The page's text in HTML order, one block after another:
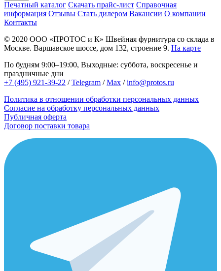
Печатный каталог Скачать прайс-лист Справочная
информация Отзывы Стать дилером Вакансии О компании
Контакты
© 2020 ООО «ПРОТОС и К» Швейная фурнитура со склада в
Москве. Варшавское шоссе, дом 132, строение 9. На карте
По будням 9:00–19:00, Выходные: суббота, воскресенье и
праздничные дни
+7 (495) 921-39-22 /Telegram /Max /info@protos.ru
Политика в отношении обработки персональных данных
Согласие на обработку персональных данных
Публичная оферта
Договор поставки товара